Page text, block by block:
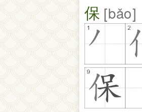
保 bǎo